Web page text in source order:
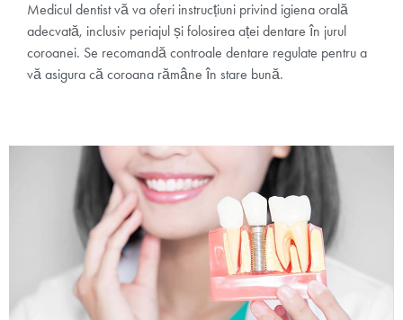
Medicul dentist vă va oferi instrucțiuni privind igiena orală
adecvată, inclusiv periajul și folosirea aței dentare în jurul
coroanei. Se recomandă controale dentare regulate pentru a
vă asigura că coroana rămâne în stare bună.